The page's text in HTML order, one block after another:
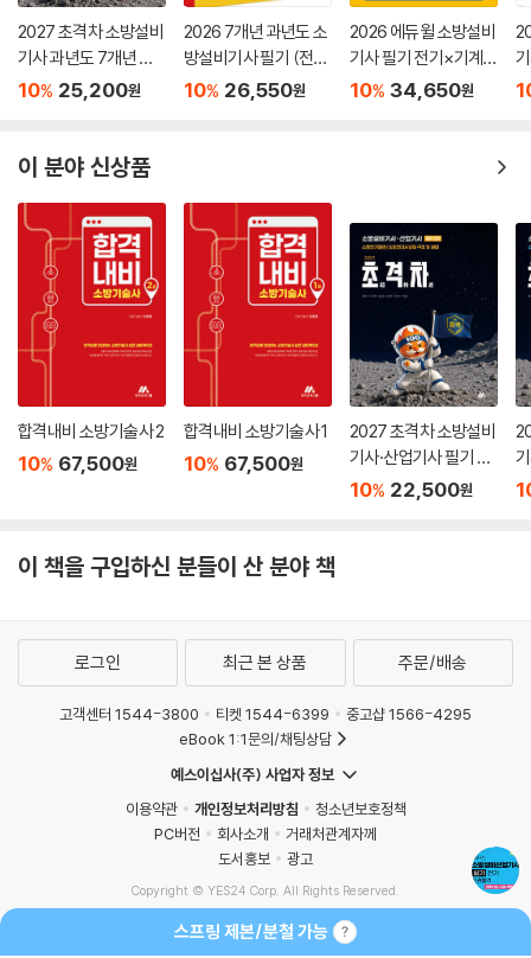
2027 초격차 소방설비
기사 과년도 7개년 필
기 전기
10% 25,200원
2026 7개년 과년도 소
방설비기사 필기 (전기
1-7)
10% 26,550원
2026 에듀윌 소방설비
기사 필기 전기×기계
(소방원론+소방관계
10% 34,650원
이 분야 신상품
합격내비 소방기술사 2
10% 67,500원
합격내비 소방기술사 1
10% 67,500원
2027 초격차 소방설비
기사·산업기사 필기 전
기
10% 22,500원
계
이 책을 구입하신 분들이 산 분야 책
스프링 제본/분철 가능
로그인 최근 본 상품 주문/배송
고객센터 1544-3800 티켓 1544-6399
중고샵 1566-4295
eBook 1:1문의/채팅상담
예스이십사(주) 사업자 정보
이용약관
개인정보처리방침
청소년보호정책
PC버전
회사소개
거래처관계자께
도서홍보
광고
Copyright © YES24 Corp. All Rights Reserved.
MATOM9